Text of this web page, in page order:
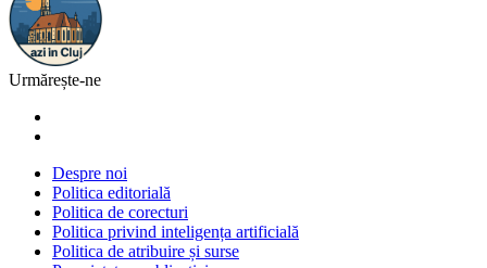
Urmărește-ne
Despre noi
Politica editorială
Politica de corecturi
Politica privind inteligența artificială
Politica de atribuire și surse